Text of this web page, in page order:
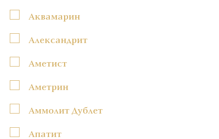
Аквамарин
Александрит
Аметист
Аметрин
Аммолит Дублет
Апатит